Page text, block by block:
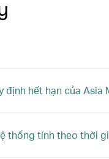
định hết hạn của Asia
thống tính theo thời